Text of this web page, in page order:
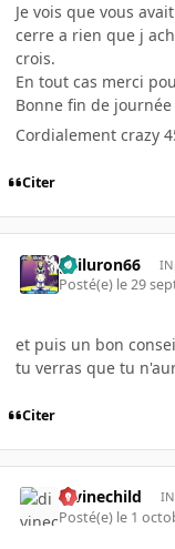
Je vois que vous
cerre a rien que j
crois.
En tout cas merci
Bonne fin de journée
Cordialement crazy
Citer
gailuron66
Posté(e) le 29
et puis un bon
tu verras que tu
Citer
divinechild
Posté(e) le 1